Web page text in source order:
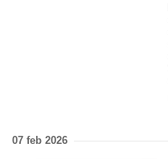
07 feb 2026